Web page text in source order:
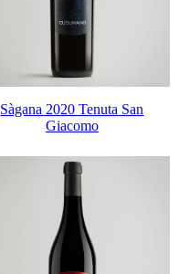
Sàgana 2020 Tenuta San
Giacomo